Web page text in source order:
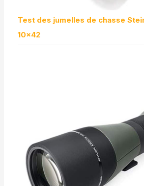
Test des jumelles de chasse
10×42